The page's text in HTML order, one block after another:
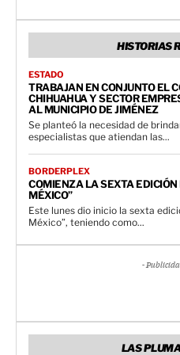
HISTORIAS
ESTADO
TRABAJAN EN CONJUNTO EL
CHIHUAHUA Y SECTOR
AL MUNICIPIO DE JIMÉNEZ
Se planteó la necesidad de
especialistas que atiendan las...
BORDERPLEX
COMIENZA LA SEXTA EDICIÓN
MÉXICO”
Este lunes dio inicio la sexta
México”, teniendo como...
-
LAS